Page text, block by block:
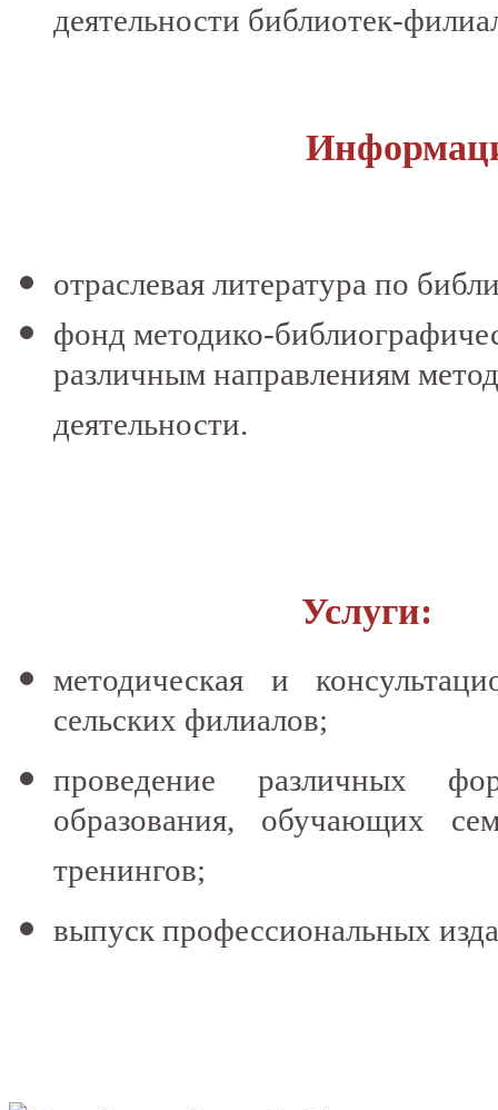
деятельности библиотек-
отраслевая литература по
фонд методико-
различным направлениям
деятельности.
Услуги:
методическая и
сельских филиалов;
проведение различных
образования, обучающих
тренингов;
выпуск профессиональных